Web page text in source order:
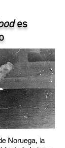
es
Noruega, la